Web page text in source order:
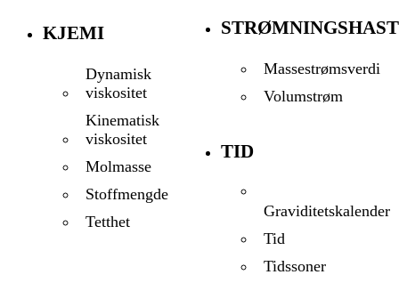
KJEMI
Dynamisk
viskositet
Kinematisk
viskositet
Molmasse
Stoffmengde
Tetthet
Massestrømsverdi
Volumstrøm
TID
Graviditetskalender
Tid
Tidssoner